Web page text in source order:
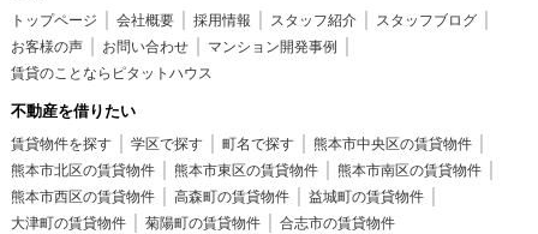
トップページ 会社概要 採用情報 スタッフ紹介
スタッフブログ
お客様の声
お問い合わせ
マンション開発事例
賃貸のことならピタットハウス
不動産を借りたい
賃貸物件を探す 学区で探す 町名で探す
熊本市中央区の賃貸物件
熊本市北区の賃貸物件
熊本市東区の賃貸物件
熊本市南区の賃貸物件
熊本市西区の賃貸物件
高森町の賃貸物件
益城町の賃貸物件
大津町の賃貸物件
菊陽町の賃貸物件 合志市の賃貸物件